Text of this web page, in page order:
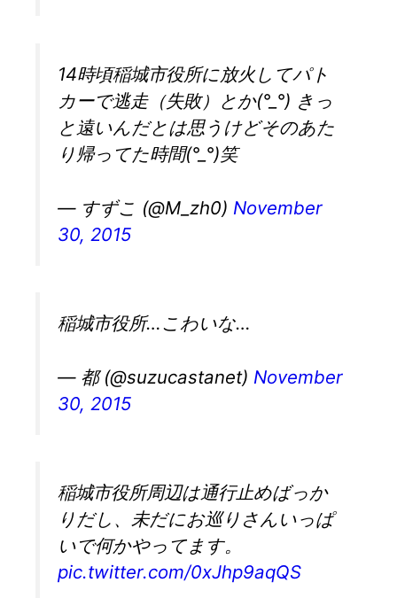
14時頃稲城市役所に放火してパト
カーで逃走（失敗）とか(°_°) きっ
と遠いんだとは思うけどそのあた
り帰ってた時間(°_°)笑
— すずこ (@M_zh0) November
30, 2015
稲城市役所…こわいな…
— 都 (@suzucastanet) November
30, 2015
稲城市役所周辺は通行止めばっか
りだし、未だにお巡りさんいっぱ
いで何かやってます。
pic.twitter.com/0xJhp9aqQS